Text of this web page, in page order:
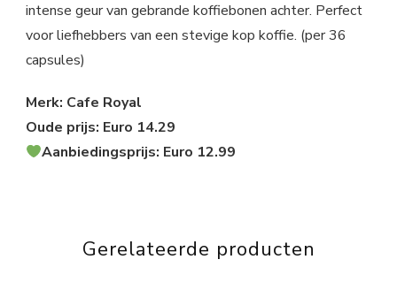
intense geur van gebrande koffiebonen achter. Perfect
voor liefhebbers van een stevige kop koffie. (per 36
capsules)
Merk: Cafe Royal
Oude prijs: Euro 14.29
Aanbiedingsprijs: Euro 12.99
Gerelateerde producten